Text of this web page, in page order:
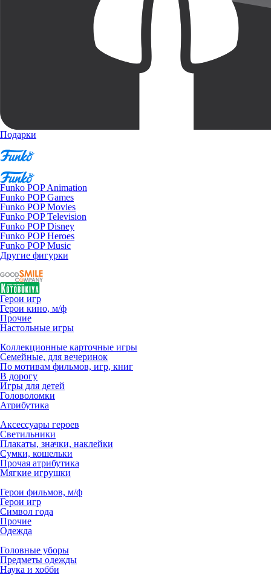
Подарки
Funko POP Animation
Funko POP Games
Funko POP Movies
Funko POP Television
Funko POP Disney
Funko POP Heroes
Funko POP Music
Другие фигурки
Герои игр
Герои кино, м/ф
Прочие
Настольные игры
Коллекционные карточные игры
Семейные, для вечеринок
По мотивам фильмов, игр, книг
В дорогу
Игры для детей
Головоломки
Атрибутика
Аксессуары героев
Светильники
Плакаты, значки, наклейки
Сумки, кошельки
Прочая атрибутика
Мягкие игрушки
Герои фильмов, м/ф
Герои игр
Символ года
Прочие
Одежда
Головные уборы
Предметы одежды
Наука и хобби